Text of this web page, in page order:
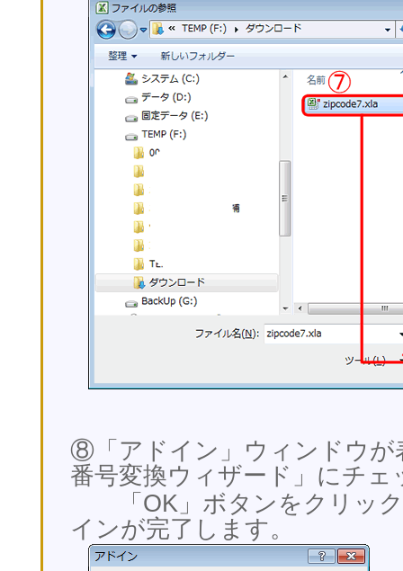
⑧「アドイン」ウィンドウが
番号変換ウィザード」にチェ
「OK」ボタンをクリック
インが完了します。